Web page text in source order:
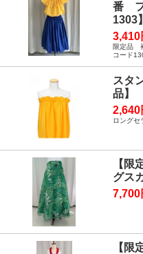
番 フ
1303
3,410
限定品
コード
スタ
品】
2,640
ロング
【限
グス
7,700
【限